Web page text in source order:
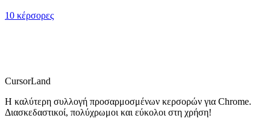
10 κέρσορες
CursorLand
Η καλύτερη συλλογή προσαρμοσμένων κερσορών για Chrome.
Διασκεδαστικοί, πολύχρωμοι και εύκολοι στη χρήση!